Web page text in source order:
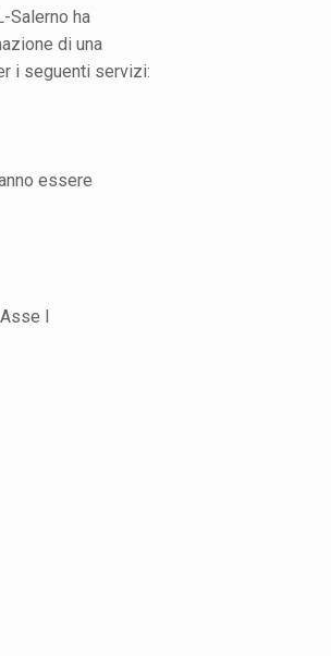
Salerno ha
di una
i seguenti servizi:
essere
I